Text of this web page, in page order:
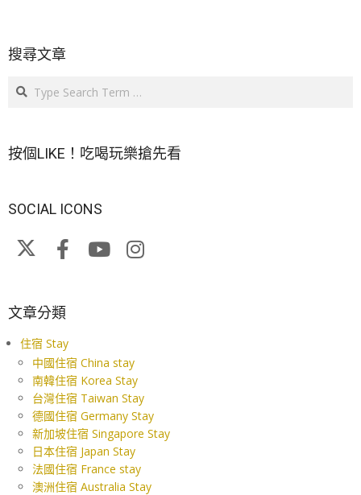
搜尋文章
Search
按個LIKE！吃喝玩樂搶先看
SOCIAL ICONS
文章分類
住宿 Stay
中國住宿 China stay
南韓住宿 Korea Stay
台灣住宿 Taiwan Stay
德國住宿 Germany Stay
新加坡住宿 Singapore Stay
日本住宿 Japan Stay
法國住宿 France stay
澳洲住宿 Australia Stay